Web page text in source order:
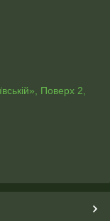
Поверх 2,